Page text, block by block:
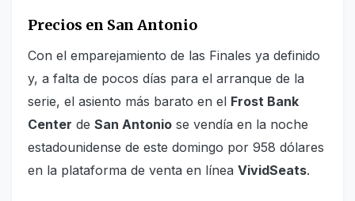
Precios en San Antonio
Con el emparejamiento de las Finales ya definido
y, a falta de pocos días para el arranque de la
serie, el asiento más barato en el Frost Bank
Center de San Antonio se vendía en la noche
estadounidense de este domingo por 958 dólares
en la plataforma de venta en línea VividSeats.